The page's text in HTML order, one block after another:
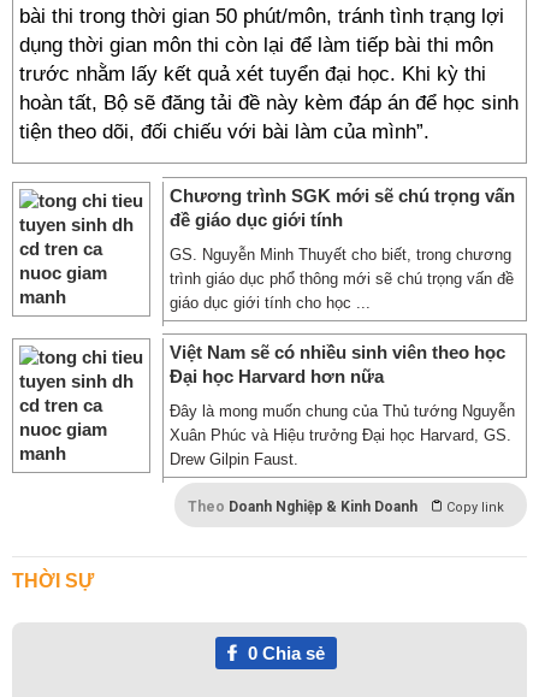
bài thi trong thời gian 50 phút/môn, tránh tình trạng lợi
dụng thời gian môn thi còn lại để làm tiếp bài thi môn
trước nhằm lấy kết quả xét tuyển đại học. Khi kỳ thi
hoàn tất, Bộ sẽ đăng tải đề này kèm đáp án để học sinh
tiện theo dõi, đối chiếu với bài làm của mình”.
Chương trình SGK mới sẽ chú trọng vấn
đề giáo dục giới tính
GS. Nguyễn Minh Thuyết cho biết, trong chương
trình giáo dục phổ thông mới sẽ chú trọng vấn đề
giáo dục giới tính cho học ...
Việt Nam sẽ có nhiều sinh viên theo học
Đại học Harvard hơn nữa
Đây là mong muốn chung của Thủ tướng Nguyễn
Xuân Phúc và Hiệu trưởng Đại học Harvard, GS.
Drew Gilpin Faust.
Theo Doanh Nghiệp & Kinh Doanh Copy link
THỜI SỰ
0Chia sẻ